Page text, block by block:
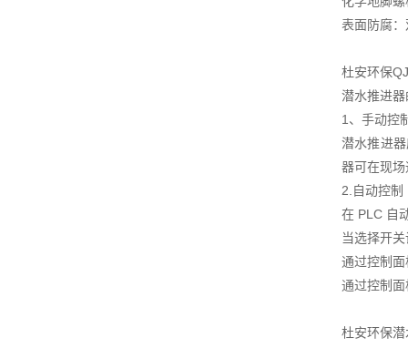
表面防腐
杜安环保
潜水推进
1、手动控
潜水推进
器可在现
2.自动控制
在 PLC 自
当选择开
通过控制
通过控制
杜安环保